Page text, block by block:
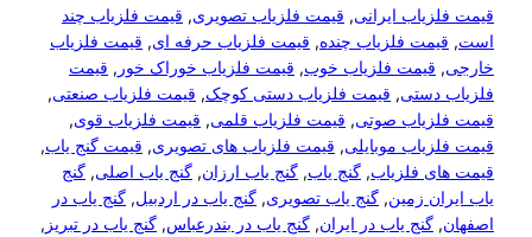
قیمت فلزیاب ایرانی, قیمت فلزیاب تصویری, قیمت فلزیاب چند
است, قیمت فلزیاب چنده, قیمت فلزیاب حرفه ای , قیمت فلزیاب
خارجی, قیمت فلزیاب خوب, قیمت فلزیاب خوراک خور, قیمت
فلزیاب دستی, قیمت فلزیاب دستی کوچک, قیمت فلزیاب صنعتی,
قیمت فلزیاب صوتی, قیمت فلزیاب قلمی, قیمت فلزیاب قوی,
قیمت فلزیاب موبایلی, قیمت فلزیاب های تصویری, قیمت گنج یاب,
قیمت های فلزیاب, گنج یاب, گنج یاب ارزان , گنج یاب اصلی, گنج
یاب ایران زمین, گنج یاب تصویری, گنج یاب در اردبیل, گنج یاب در
اصفهان, گنج یاب در ایران , گنج یاب در بندرعباس, گنج یاب در تبریز